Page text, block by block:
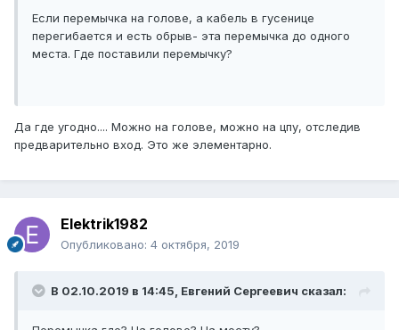
Если перемычка на голове, а кабель в гусенице
перегибается и есть обрыв- эта перемычка до одного
места. Где поставили перемычку?
Да где угодно.... Можно на голове, можно на цпу, отследив
предварительно вход. Это же элементарно.
Elektrik1982
Опубликовано: 4 октября, 2019
В 02.10.2019 в 14:45, Евгений Сергеевич сказал: